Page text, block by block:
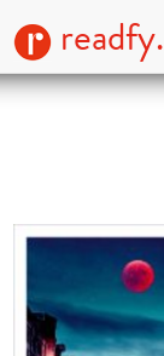
readfy.